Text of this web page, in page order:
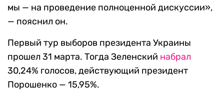
мы — на проведение полноценной дискуссии»,
— пояснил он.
Первый тур выборов президента Украины
прошел 31 марта. Тогда Зеленский набрал
30,24% голосов, действующий президент
Порошенко — 15,95%.